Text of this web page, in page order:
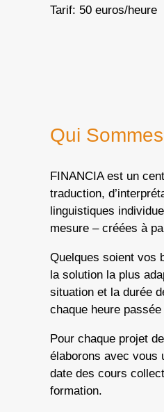
Tarif: 50 euros/heure
Qui
FINANCIA est un
traduction,
linguistiques
mesure – créées à
Quelques soient vos
la solution la plus
situation et la durée
chaque heure
Pour chaque projet
élaborons avec vous
date des cours
formation.